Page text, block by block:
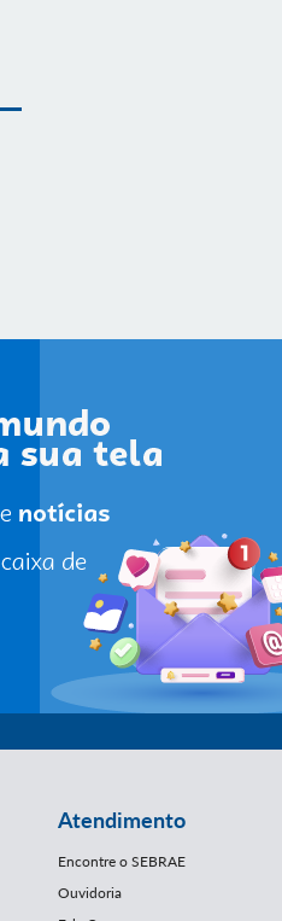
Atendimento
Encontre o SEBRAE
Ouvidoria